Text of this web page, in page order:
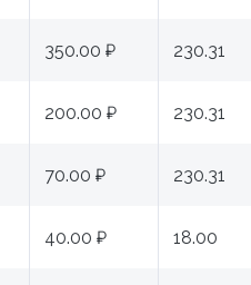
350.00 ₽ 230.31
200.00 ₽ 230.31
70.00 ₽ 230.31
40.00 ₽ 18.00